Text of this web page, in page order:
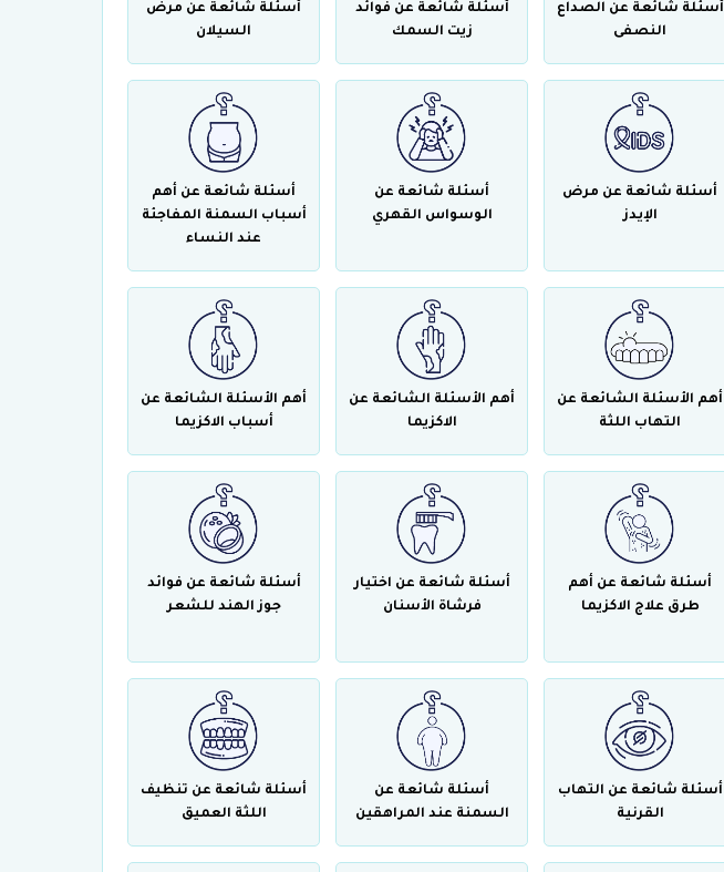
أسئلة شائعة عن الصداع
النصفى
أسئلة شائعة عن فوائد
زيت السمك
أسئلة شائعة عن مرض
السيلان
أسئلة شائعة عن مرض
الإيدز
أسئلة شائعة عن
الوسواس القهري
أسئلة شائعة عن أهم
أسباب السمنة المفاجئة
عند النساء
أهم الأسئلة الشائعة عن
التهاب اللثة
أهم الأسئلة الشائعة عن
الاكزيما
أهم الأسئلة الشائعة عن
أسباب الاكزيما
أسئلة شائعة عن أهم
طرق علاج الاكزيما
أسئلة شائعة عن اختيار
فرشاة الأسنان
أسئلة شائعة عن فوائد
جوز الهند للشعر
أسئلة شائعة عن التهاب
القرنية
أسئلة شائعة عن
السمنة عند المراهقين
أسئلة شائعة عن تنظيف
اللثة العميق